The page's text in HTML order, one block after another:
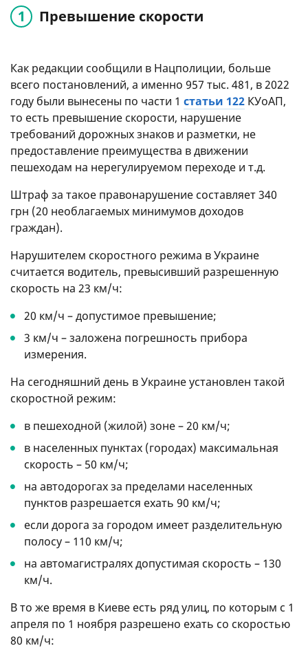
Превышение скорости
Как редакции сообщили в Нацполиции, больше
всего постановлений, а именно 957 тыс. 481, в 2022
году были вынесены по части 1 статьи 122 КУоАП,
то есть превышение скорости, нарушение
требований дорожных знаков и разметки, не
предоставление преимущества в движении
пешеходам на нерегулируемом переходе и т.д.
Штраф за такое правонарушение составляет 340
грн (20 необлагаемых минимумов доходов
граждан).
Нарушителем скоростного режима в Украине
считается водитель, превысивший разрешенную
скорость на 23 км/ч:
20 км/ч – допустимое превышение;
3 км/ч – заложена погрешность прибора
измерения.
На сегодняшний день в Украине установлен такой
скоростной режим:
в пешеходной (жилой) зоне – 20 км/ч;
в населенных пунктах (городах) максимальная
скорость – 50 км/ч;
на автодорогах за пределами населенных
пунктов разрешается ехать 90 км/ч;
если дорога за городом имеет разделительную
полосу – 110 км/ч;
на автомагистралях допустимая скорость – 130
км/ч.
В то же время в Киеве есть ряд улиц, по которым с 1
апреля по 1 ноября разрешено ехать со скоростью
80 км/ч: